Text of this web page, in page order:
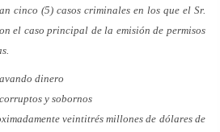
cinco (5) casos criminales en los que el Sr.
el caso principal de la emisión de permisos
dinero
y sobornos
veintitrés millones de dólares de